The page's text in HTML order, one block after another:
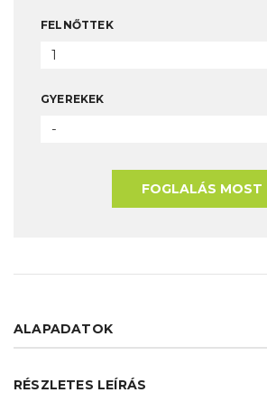
FELNŐTTEK
1
GYEREKEK
-
FOGLALÁS MOST
ALAPADATOK
RÉSZLETES LEÍRÁS